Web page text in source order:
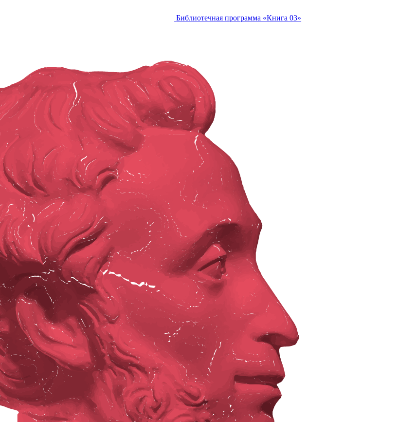
Библиотечная программа «Книга 03»